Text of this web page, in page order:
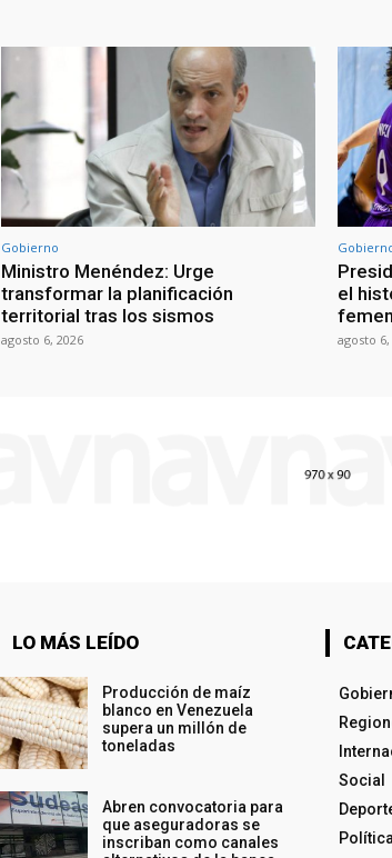
Gobierno
Ministro Menéndez: Urge
transformar la planificación
territorial tras los sismos
agosto 6, 2026
el
agosto 6,
LO MÁS LEÍDO
Producción de maíz
blanco en Venezuela
supera un millón de
toneladas
Abren convocatoria para
que aseguradoras se
inscriban como canales
Social
Política